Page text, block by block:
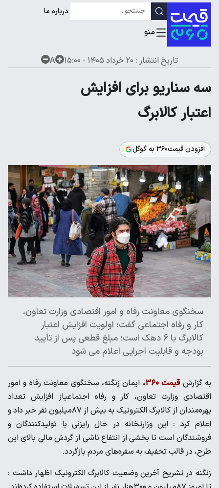
درباره ما
تاریخ انتشار : ۲۰ خرداد ۱۴۰۵ - ۱۵:۰۰ A
سه سناریو برای افزایش
اعتبار کالابرگ
افزودن قیمت۳۶۰ به گوگل
سخنگوی معاونت رفاه و امور اقتصادی وزارت تعاون،
کار و رفاه اجتماعی گفت: اولویت افزایش اعتبار
کالابرگ با 6 دهک است؛ مبلغ قطعی پس از تأیید
بودجه و قابلیت اجرایی اعلام می شود
به گزارش قیمت ۳۶۰،
ایمان زنگنه، سخنگوی معاونت رفاه و امور
اقتصادی وزارت تعاون، کار و رفاه اجتماعیاز افزایش تعداد
بهره‌مندان از کالابرگ الکترونیک به بیش از ۸۷میلیون نفر خبر داد و
اعلام کرد : این وزارتخانه در حال رایزنی با تولیدکنندگان و
فروشندگان است تا بخشی از انتفاع ناشی از گردش مالی بالای این
طرح، در قالب تخفیف به سفره‌های مردم بازگردد.
زنگنه در تشریح آخرین وضعیت کالابرگ الکترونیک اظهار داشت :